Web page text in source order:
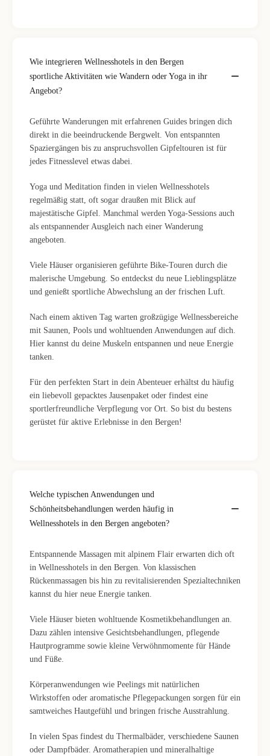
Wie integrieren Wellnesshotels in den Bergen
sportliche Aktivitäten wie Wandern oder Yoga in ihr
Angebot?
Geführte Wanderungen mit erfahrenen Guides bringen dich
direkt in die beeindruckende Bergwelt. Von entspannten
Spaziergängen bis zu anspruchsvollen Gipfeltouren ist für
jedes Fitnesslevel etwas dabei.
Yoga und Meditation finden in vielen Wellnesshotels
regelmäßig statt, oft sogar draußen mit Blick auf
majestätische Gipfel. Manchmal werden Yoga-Sessions auch
als entspannender Ausgleich nach einer Wanderung
angeboten.
Viele Häuser organisieren geführte Bike-Touren durch die
malerische Umgebung. So entdeckst du neue Lieblingsplätze
und genießt sportliche Abwechslung an der frischen Luft.
Nach einem aktiven Tag warten großzügige Wellnessbereiche
mit Saunen, Pools und wohltuenden Anwendungen auf dich.
Hier kannst du deine Muskeln entspannen und neue Energie
tanken.
Für den perfekten Start in dein Abenteuer erhältst du häufig
ein liebevoll gepacktes Jausenpaket oder findest eine
sportlerfreundliche Verpflegung vor Ort. So bist du bestens
gerüstet für aktive Erlebnisse in den Bergen!
Welche typischen Anwendungen und
Schönheitsbehandlungen werden häufig in
Wellnesshotels in den Bergen angeboten?
Entspannende Massagen mit alpinem Flair erwarten dich oft
in Wellnesshotels in den Bergen. Von klassischen
Rückenmassagen bis hin zu revitalisierenden Spezialtechniken
kannst du hier neue Energie tanken.
Viele Häuser bieten wohltuende Kosmetikbehandlungen an.
Dazu zählen intensive Gesichtsbehandlungen, pflegende
Hautprogramme sowie kleine Verwöhnmomente für Hände
und Füße.
Körperanwendungen wie Peelings mit natürlichen
Wirkstoffen oder aromatische Pflegepackungen sorgen für ein
samtweiches Hautgefühl und bringen frische Ausstrahlung.
In vielen Spas findest du Thermalbäder, verschiedene Saunen
oder Dampfbäder. Aromatherapien und mineralhaltige